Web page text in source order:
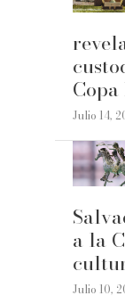
Julio 14,
a la
Julio 10,